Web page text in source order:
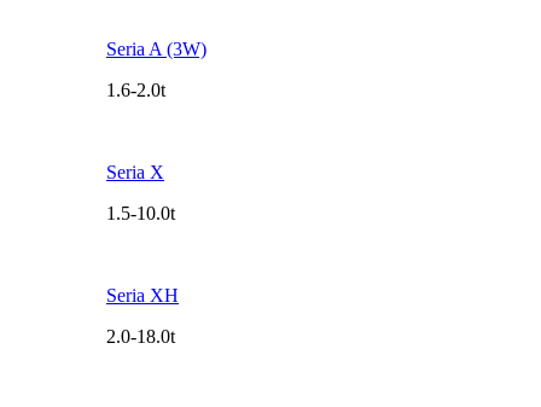
Seria A (3W)
1.6-2.0t
Seria X
1.5-10.0t
Seria XH
2.0-18.0t